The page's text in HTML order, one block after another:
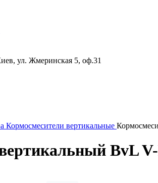
ул. Жмеринская 5, оф.31
Кормосмесители вертикальные
BvL